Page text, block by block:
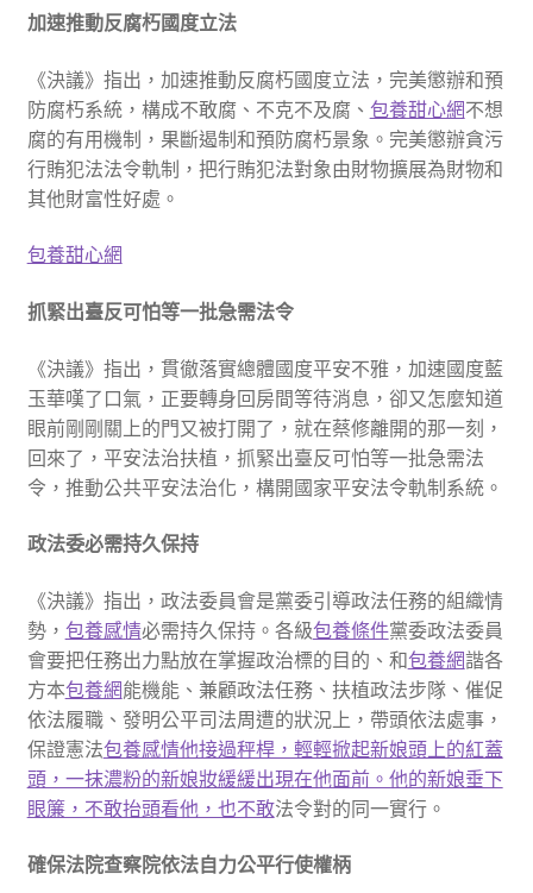
加速推動反腐朽國度立法
《決議》指出，加速推動反腐朽國度立法，完美懲辦和預
防腐朽系統，構成不敢腐、不克不及腐、 包養甜心網不想
腐的有用機制，果斷遏制和預防腐朽景象。完美懲辦貪污
行賄犯法法令軌制，把行賄犯法對象由財物擴展為財物和
其他財富性好處。
包養甜心網
抓緊出臺反可怕等一批急需法令
《決議》指出，貫徹落實總體國度平安不雅，加速國度藍
玉華嘆了口氣，正要轉身回房間等待消息，卻又怎麼知道
眼前剛剛關上的門又被打開了，就在蔡修離開的那一刻，
回來了，平安法治扶植，抓緊出臺反可怕等一批急需法
令，推動公共平安法治化，構開國家平安法令軌制系統。
政法委必需持久保持
《決議》指出，政法委員會是黨委引導政法任務的組織情
勢， 包養感情必需持久保持。各級包養條件黨委政法委員
會要把任務出力點放在掌握政治標的目的、和包養網諧各
方本包養網能機能、兼顧政法任務、扶植政法步隊、催促
依法履職、發明公平司法周遭的狀況上，帶頭依法處事，
保證憲法包養感情他接過秤桿，輕輕掀起新娘頭上的紅蓋
頭，一抹濃粉的新娘妝緩緩出現在他面前。他的新娘垂下
眼簾，不敢抬頭看他，也不敢法令對的同一實行。
確保法院查察院依法自力公平行使權柄